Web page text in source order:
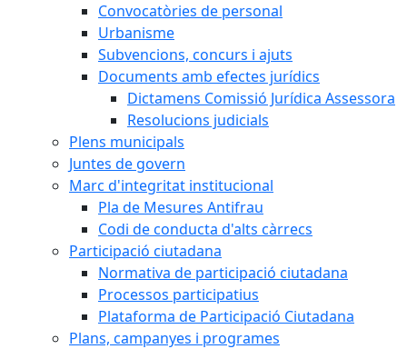
Convocatòries de personal
Urbanisme
Subvencions, concurs i ajuts
Documents amb efectes jurídics
Dictamens Comissió Jurídica Assessora
Resolucions judicials
Plens municipals
Juntes de govern
Marc d'integritat institucional
Pla de Mesures Antifrau
Codi de conducta d'alts càrrecs
Participació ciutadana
Normativa de participació ciutadana
Processos participatius
Plataforma de Participació Ciutadana
Plans, campanyes i programes